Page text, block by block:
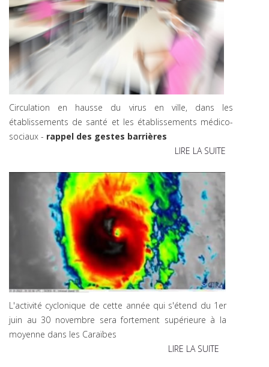
Circulation en hausse du virus en ville, dans les
établissements de santé et les établissements médico-
sociaux - rappel des gestes barrières
LIRE LA SUITE
L'activité cyclonique de cette année qui s'étend du 1er
juin au 30 novembre sera fortement supérieure à la
moyenne dans les Caraïbes
LIRE LA SUITE